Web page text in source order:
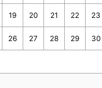
19 20 21 22 23
26 27 28 29 30